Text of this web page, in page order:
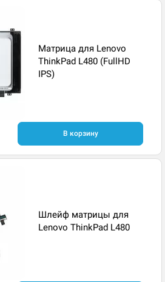
Матрица для Lenovo
ThinkPad L480 (FullHD
IPS)
В корзину
Шлейф матрицы для
Lenovo ThinkPad L480